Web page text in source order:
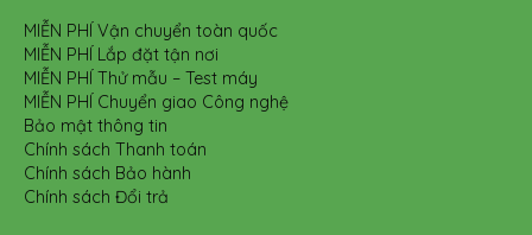
MIỄN PHÍ Vận chuyển toàn quốc
MIỄN PHÍ Lắp đặt tận nơi
MIỄN PHÍ Thử mẫu – Test máy
MIỄN PHÍ Chuyển giao Công nghệ
Bảo mật thông tin
Chính sách Thanh toán
Chính sách Bảo hành
Chính sách Đổi trả